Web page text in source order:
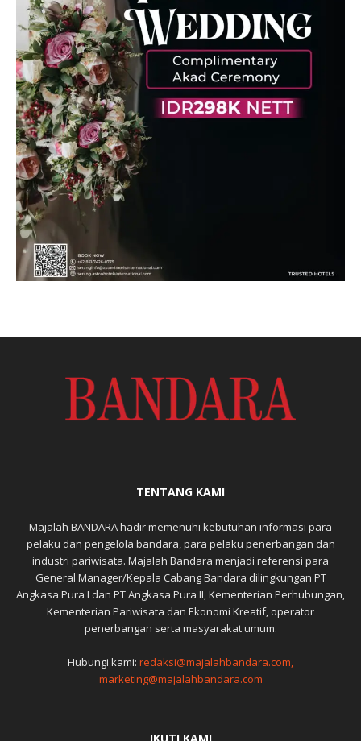
TENTANG KAMI
Majalah BANDARA hadir memenuhi kebutuhan informasi para
pelaku dan pengelola bandara, para pelaku penerbangan dan
industri pariwisata. Majalah Bandara menjadi referensi para
General Manager/Kepala Cabang Bandara dilingkungan PT
Angkasa Pura I dan PT Angkasa Pura II, Kementerian Perhubungan,
Kementerian Pariwisata dan Ekonomi Kreatif, operator
penerbangan serta masyarakat umum.
Hubungi kami: redaksi@majalahbandara.com,
marketing@majalahbandara.com
IKUTI KAMI